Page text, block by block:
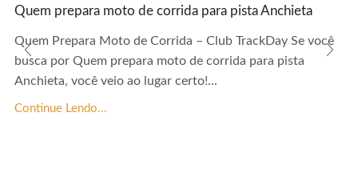
Quem prepara moto de corrida para pista Anchieta
Quem Prepara Moto de Corrida – Club TrackDay Se você
busca por Quem prepara moto de corrida para pista
Anchieta, você veio ao lugar certo!...
Continue Lendo...